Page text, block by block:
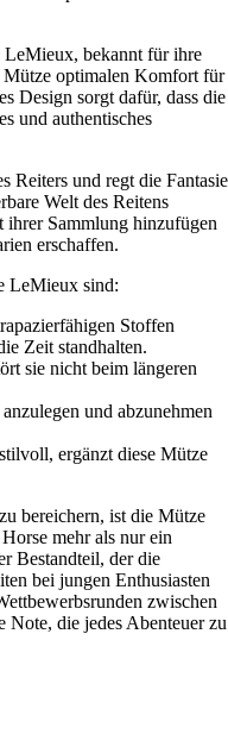
LeMieux, bekannt für ihre
Mütze optimalen Komfort für
Design sorgt dafür, dass die
und authentisches
Reiters und regt die Fantasie
Welt des Reitens
ihrer Sammlung hinzufügen
erschaffen.
LeMieux sind:
Stoffen
Zeit standhalten.
sie nicht beim längeren
und abzunehmen
ergänzt diese Mütze
bereichern, ist die Mütze
mehr als nur ein
Bestandteil, der die
bei jungen Enthusiasten
zwischen
Note, die jedes Abenteuer zu